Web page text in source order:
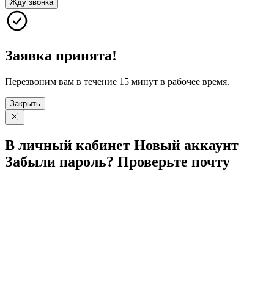
Жду звонка
Заявка принята!
Перезвоним вам в течение 15 минут в рабочее время.
Закрыть
В личный кабинет Новый аккаунт
Забыли пароль? Проверьте почту